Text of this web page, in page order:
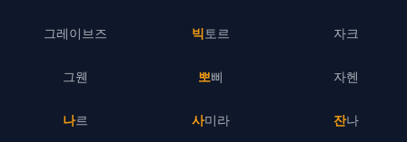
그레이브즈
그웬
나르
빅토르
뽀삐
사미라
자크
자헨
잔나